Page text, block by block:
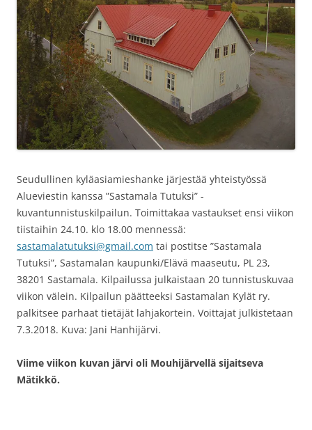
Seudullinen kyläasiamieshanke järjestää yhteistyössä
Alueviestin kanssa ”Sastamala Tutuksi” -
kuvantunnistuskilpailun. Toimittakaa vastaukset ensi viikon
tiistaihin 24.10. klo 18.00 mennessä:
sastamalatutuksi@gmail.com tai postitse ”Sastamala
Tutuksi”, Sastamalan kaupunki/Elävä maaseutu, PL 23,
38201 Sastamala. Kilpailussa julkaistaan 20 tunnistuskuvaa
viikon välein. Kilpailun päätteeksi Sastamalan Kylät ry.
palkitsee parhaat tietäjät lahjakortein. Voittajat julkistetaan
7.3.2018. Kuva: Jani Hanhijärvi.
Viime viikon kuvan järvi oli Mouhijärvellä sijaitseva
Mätikkö.